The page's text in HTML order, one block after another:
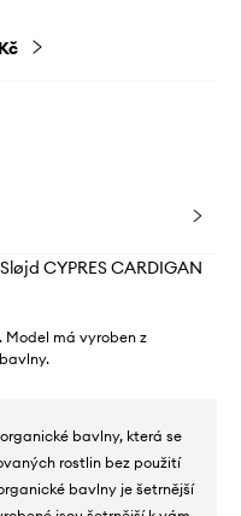
CYPRES CARDIGAN
Model má vyroben z
bavlny, která se
rostlin bez použití
bavlny je šetrnější